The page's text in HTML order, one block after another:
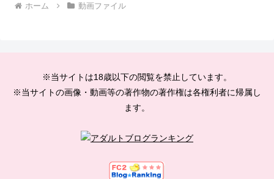
ホーム 動画ファイル
※当サイトは18歳以下の閲覧を禁止しています。
※当サイトの画像・動画等の著作物の著作権は各権利者に帰属し
ます。